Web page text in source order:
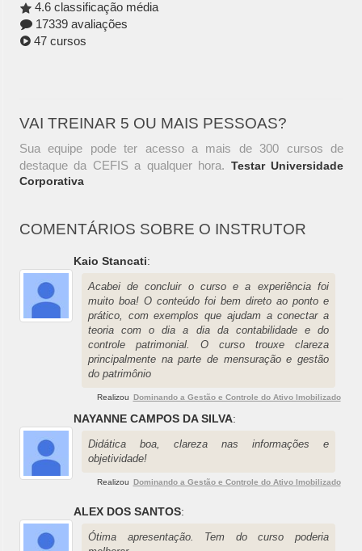
4.6 classificação média
17339 avaliações
47 cursos
VAI TREINAR 5 OU MAIS PESSOAS?
Sua equipe pode ter acesso a mais de 300 cursos de
destaque da CEFIS a qualquer hora. Testar Universidade
Corporativa
COMENTÁRIOS SOBRE O INSTRUTOR
Kaio Stancati:
Acabei de concluir o curso e a experiência foi
muito boa! O conteúdo foi bem direto ao ponto e
prático, com exemplos que ajudam a conectar a
teoria com o dia a dia da contabilidade e do
controle patrimonial. O curso trouxe clareza
principalmente na parte de mensuração e gestão
do patrimônio
Realizou Dominando a Gestão e Controle do Ativo Imobilizado
NAYANNE CAMPOS DA SILVA:
Didática boa, clareza nas informações e
objetividade!
Realizou Dominando a Gestão e Controle do Ativo Imobilizado
ALEX DOS SANTOS:
Ótima apresentação. Tem do curso poderia